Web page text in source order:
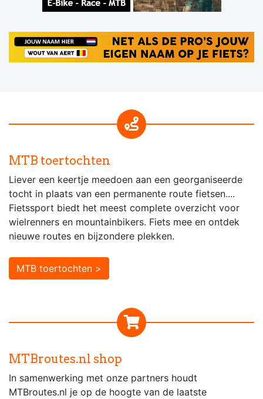
MTB toertochten
Liever een keertje meedoen aan een georganiseerde
tocht in plaats van een permanente route fietsen....
Fietssport biedt het meest complete overzicht voor
wielrenners en mountainbikers. Fiets mee en ontdek
nieuwe routes en bijzondere plekken.
MTB toertochten >
MTBroutes.nl shop
In samenwerking met onze partners houdt
MTBroutes.nl je op de hoogte van de laatste